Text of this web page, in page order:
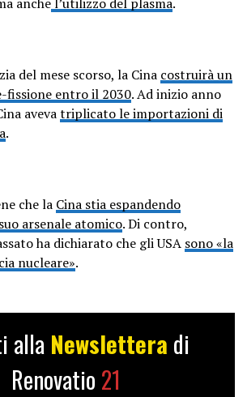
del mese scorso, la Cina costruirà un
fissione entro il 2030. Ad inizio anno
avevatriplicato le importazioni di
.
che la Cina stia espandendo
arsenale atomico. Di contro,
ha dichiarato che gli USA sono «la
nucleare».
alla Newslettera di
Renovatio 21